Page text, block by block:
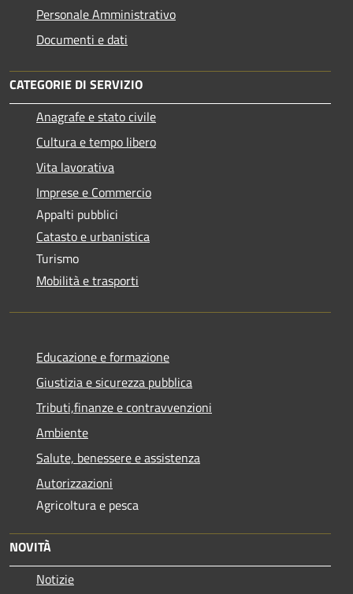
Personale Amministrativo
Documenti e dati
CATEGORIE DI SERVIZIO
Anagrafe e stato civile
Cultura e tempo libero
Vita lavorativa
Imprese e Commercio
Appalti pubblici
Catasto e urbanistica
Turismo
Mobilità e trasporti
Educazione e formazione
Giustizia e sicurezza pubblica
Tributi,finanze e contravvenzioni
Ambiente
Salute, benessere e assistenza
Autorizzazioni
Agricoltura e pesca
NOVITÀ
Notizie